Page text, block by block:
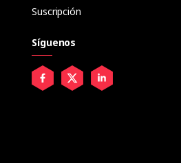
Suscripción
Síguenos